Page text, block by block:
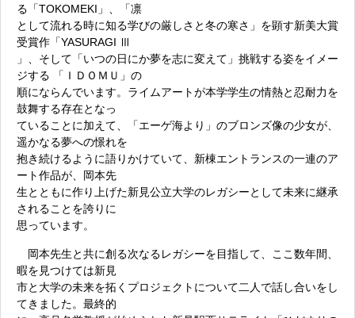
る「TOKOMEKI」、「凛
として流れる時に知る学びの厳しさと冬の寒さ」を顕す新美大賞
受賞作「YASURAGI Ⅲ
」、そして「いつの日にか夢を志に変えて」挑戦する姿をイメー
ジする 「ＩＤＯＭＵ」の
順にならんでいます。ライムアートが本学学生の情熱と忍耐力を
鼓舞する存在となっ
ていることに加えて、「エーゲ海より」のブロンズ像の少女が、
遥かなる夢への憬れを
抱き続けるように語りかけていて、新棟エントランスの一連のア
ート作品が、岡本先
生とともに作り上げた新見公立大学のレガシーとして未来に継承
されることを誇りに
思っています。
岡本先生と共に創る次なるレガシーを目指して、ここ数年間、
暇を見つけては新見
市と大学の未来を拓くプロジェクトについて二人で話し合いをし
てきました。最終的